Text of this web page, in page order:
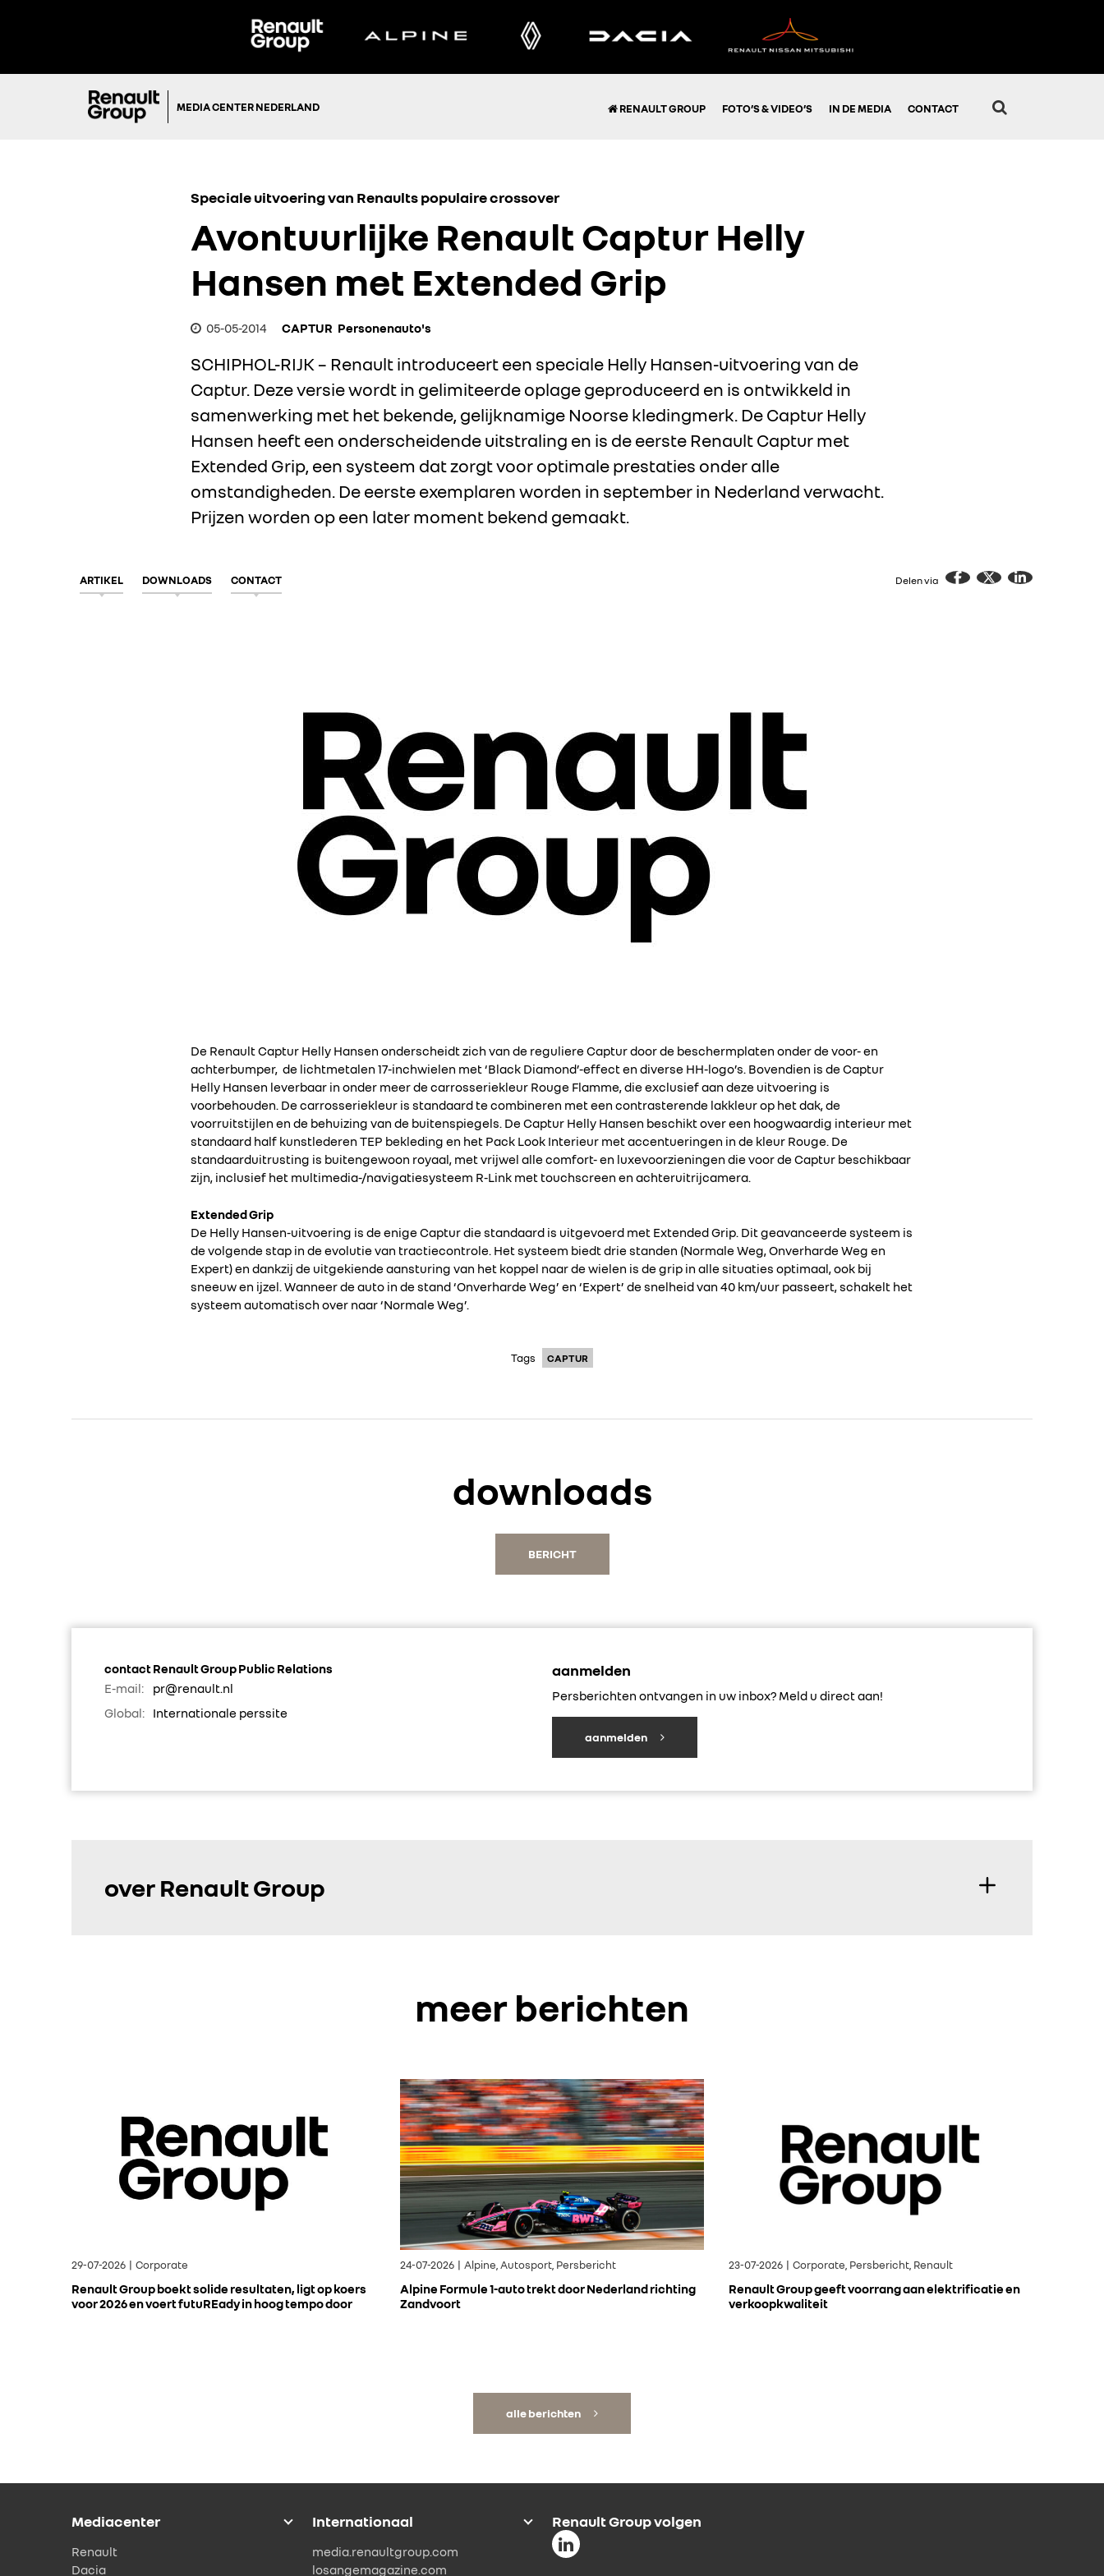
MEDIA CENTER NEDERLAND RENAULT GROUP FOTO’S & VIDEO’S IN DE MEDIA CONTACT
Speciale uitvoering van Renaults populaire crossover
Avontuurlijke Renault Captur Helly
Hansen met Extended Grip
05-05-2014 CAPTUR Personenauto's
SCHIPHOL-RIJK – Renault introduceert een speciale Helly Hansen-uitvoering van de
Captur. Deze versie wordt in gelimiteerde oplage geproduceerd en is ontwikkeld in
samenwerking met het bekende, gelijknamige Noorse kledingmerk. De Captur Helly
Hansen heeft een onderscheidende uitstraling en is de eerste Renault Captur met
Extended Grip, een systeem dat zorgt voor optimale prestaties onder alle
omstandigheden. De eerste exemplaren worden in september in Nederland verwacht.
Prijzen worden op een later moment bekend gemaakt.
ARTIKEL DOWNLOADS CONTACT Delen via
De Renault Captur Helly Hansen onderscheidt zich van de reguliere Captur door de beschermplaten onder de voor- en
achterbumper, de lichtmetalen 17-inchwielen met ‘Black Diamond’-effect en diverse HH-logo’s. Bovendien is de Captur
Helly Hansen leverbaar in onder meer de carrosseriekleur Rouge Flamme, die exclusief aan deze uitvoering is
voorbehouden. De carrosseriekleur is standaard te combineren met een contrasterende lakkleur op het dak, de
voorruitstijlen en de behuizing van de buitenspiegels. De Captur Helly Hansen beschikt over een hoogwaardig interieur met
standaard half kunstlederen TEP bekleding en het Pack Look Interieur met accentueringen in de kleur Rouge. De
standaarduitrusting is buitengewoon royaal, met vrijwel alle comfort- en luxevoorzieningen die voor de Captur beschikbaar
zijn, inclusief het multimedia-/navigatiesysteem R-Link met touchscreen en achteruitrijcamera.
Extended Grip
De Helly Hansen-uitvoering is de enige Captur die standaard is uitgevoerd met Extended Grip. Dit geavanceerde systeem is
de volgende stap in de evolutie van tractiecontrole. Het systeem biedt drie standen (Normale Weg, Onverharde Weg en
Expert) en dankzij de uitgekiende aansturing van het koppel naar de wielen is de grip in alle situaties optimaal, ook bij
sneeuw en ijzel. Wanneer de auto in de stand ‘Onverharde Weg’ en ‘Expert’ de snelheid van 40 km/uur passeert, schakelt het
systeem automatisch over naar ‘Normale Weg’.
Tags CAPTUR
downloads
BERICHT
contact Renault Group Public Relations
E-mail:
pr@renault.nl
Global:
Internationale perssite
aanmelden
Persberichten ontvangen in uw inbox? Meld u direct aan!
aanmelden
over Renault Group
meer berichten
29-07-2026 | Corporate
Renault Group boekt solide resultaten, ligt op koers
voor 2026 en voert futuREady in hoog tempo door
24-07-2026 | Alpine, Autosport, Persbericht
Alpine Formule 1-auto trekt door Nederland richting
Zandvoort
23-07-2026 | Corporate, Persbericht, Renault
Renault Group geeft voorrang aan elektrificatie en
verkoopkwaliteit
alle berichten
Mediacenter
Renault
Dacia
Internationaal
media.renaultgroup.com
losangemagazine.com
Renault Group volgen